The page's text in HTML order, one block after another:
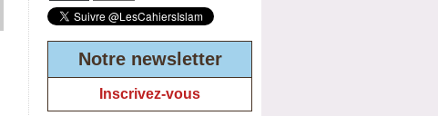
Notre newsletter
Inscrivez-vous